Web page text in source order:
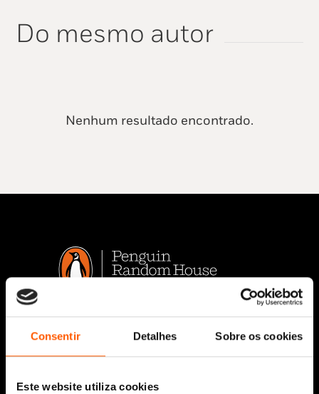
Consentir Detalhes Sobre os cookies
Este website utiliza cookies
Do mesmo autor
Nenhum resultado encontrado.